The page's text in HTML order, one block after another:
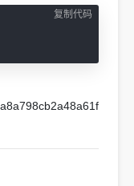
复制代码